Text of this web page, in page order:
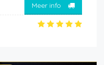
Meer info